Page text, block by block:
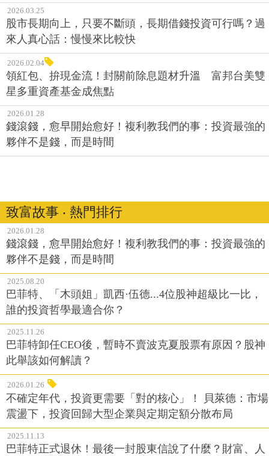
2026.03.25
股市長期向上，只要不斷頭，長期借錢投資可行嗎？過
來人真心話：慢慢來比較快
2026.02.04
領紅包、拚現金流！封關前除息題材升溫 富邦台美雙
星多重資產基金成焦點
2026.01.28
錢滾錢，愈早開始愈好！複利教我們的事：投資最強的
夥伴不是錢，而是時間
致富故事 ‧ 熱門排行
2026.01.28
錢滾錢，愈早開始愈好！複利教我們的事：投資最強的
夥伴不是錢，而是時間
2025.08.20
巴菲特、「木頭姐」凱西·伍德...4位股神超級比一比，
誰的投資哲學最適合你？
2025.11.26
巴菲特卸任CEO後，暫時不賣波克夏股票有原因？股神
此舉該如何解讀？
2026.01.26
不確定年代，投資更需要「對的核心」！ 貝萊德：市場
震盪下，投資回歸大型企業與定期定額分散布局
2025.11.13
巴菲特正式退休！最後一封股東信說了什麼？財富、人